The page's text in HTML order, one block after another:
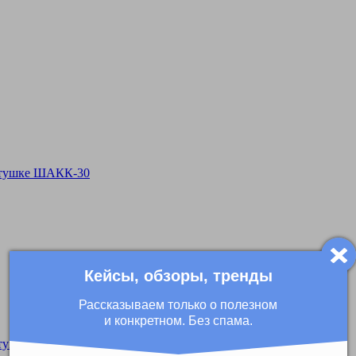
Кейсы, обзоры, тренды
Рассказываем только о полезном
и конкретном. Без спама.
ШАКК-30
ШАКК-11